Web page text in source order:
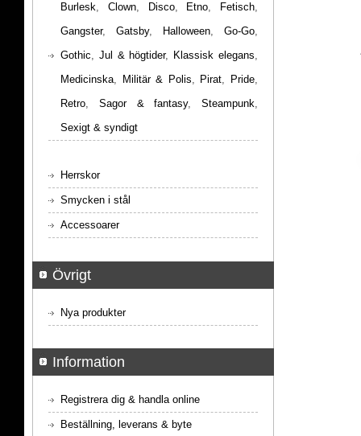
Burlesk, Clown, Disco, Etno, Fetisch,
Gangster, Gatsby, Halloween, Go-Go,
Gothic, Jul & högtider, Klassisk elegans,
Medicinska, Militär & Polis, Pirat, Pride,
Retro, Sagor & fantasy, Steampunk,
Sexigt & syndigt
Herrskor
Smycken i stål
Accessoarer
Övrigt
Nya produkter
Information
Registrera dig & handla online
Beställning, leverans & byte